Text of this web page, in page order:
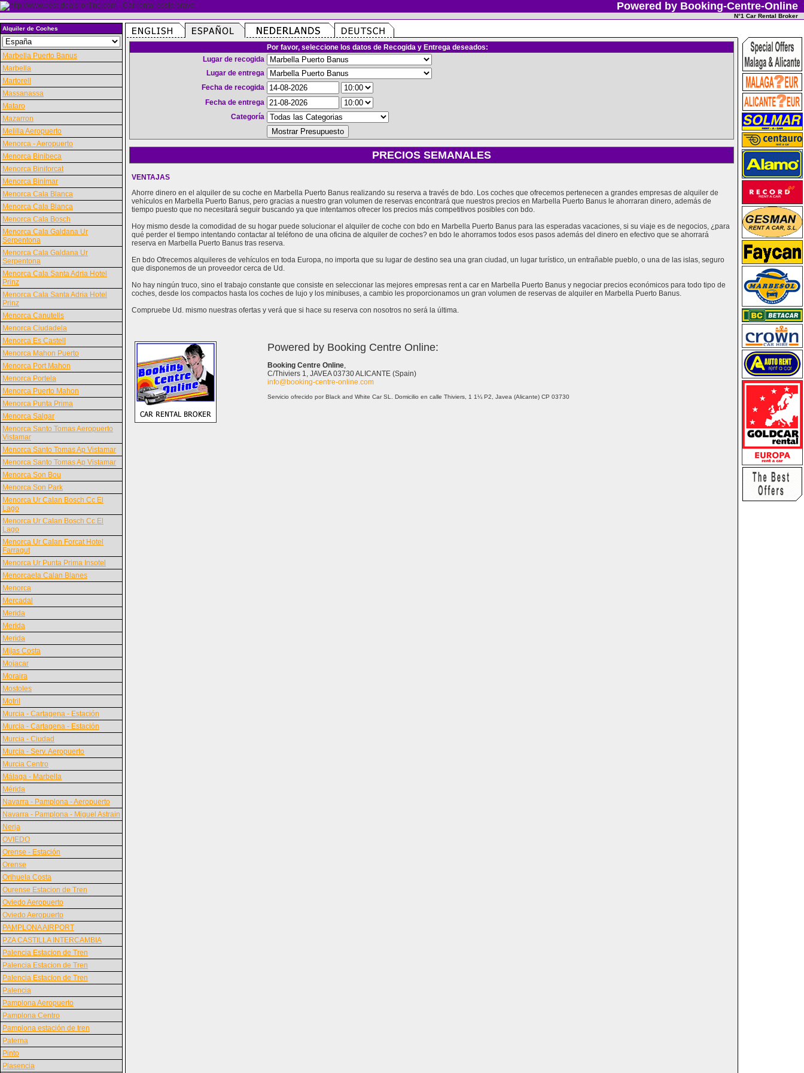
Powered by Booking-Centre-Online
N°1 Car Rental Broker
Alquiler de Coches
Marbella Puerto Banus
Marbella
Martorell
Massanassa
Mataro
Mazarron
Melilla Aeropuerto
Menorca - Aeropuerto
Menorca Binibeca
Menorca Biniforcat
Menorca Binimar
Menorca Cala Blanca
Menorca Cala Blanca
Menorca Cala Bosch
Menorca Cala Galdana Ur
Serpentona
Menorca Cala Galdana Ur
Serpentona
Menorca Cala Santa Adria Hotel
Prinz
Menorca Cala Santa Adria Hotel
Prinz
Menorca Canutells
Menorca Ciudadela
Menorca Es Castell
Menorca Mahon Puerto
Menorca Port Mahon
Menorca Portela
Menorca Puerto Mahon
Menorca Punta Prima
Menorca Salgar
Menorca Santo Tomas Aeropuerto
Vistamar
Menorca Santo Tomas Ap Vistamar
Menorca Santo Tomas Ap Vistamar
Menorca Son Bou
Menorca Son Park
Menorca Ur Calan Bosch Cc El
Lago
Menorca Ur Calan Bosch Cc El
Lago
Menorca Ur Calan Forcat Hotel
Farragut
Menorca Ur Punta Prima Insotel
Menorcaela Calan Blanes
Menorca
Mercadal
Merida
Merida
Merida
Mijas Costa
Mojacar
Moraira
Mostoles
Motril
Murcia - Cartagena - Estación
Murcia - Cartagena - Estación
Murcia - Ciudad
Murcia - Serv. Aeropuerto
Murcia Centro
Málaga - Marbella
Mérida
Navarra - Pamplona - Aeropuerto
Navarra - Pamplona - Miguel Astrain
Nerja
OVIEDO
Orense - Estación
Orense
Orihuela Costa
Ourense Estacion de Tren
Oviedo Aeropuerto
Oviedo Aeropuerto
PAMPLONA AIRPORT
PZA CASTILLA INTERCAMBIA
Palencia Estacion de Tren
Palencia Estacion de Tren
Palencia Estacion de Tren
Palencia
Pamplona Aeropuerto
Pamplona Centro
Pamplona estación de tren
Paterna
Pinto
Plasencia
Por favor, seleccione los datos de Recogida y Entrega deseados:
Lugar de recogida
Lugar de entrega
Fecha de recogida
Fecha de entrega
Categoría
PRECIOS SEMANALES
VENTAJAS
Ahorre dinero en el alquiler de su coche en Marbella Puerto Banus realizando su reserva a través de bdo. Los coches que ofrecemos pertenecen a grandes empresas de alquiler de
vehículos en Marbella Puerto Banus, pero gracias a nuestro gran volumen de reservas encontrará que nuestros precios en Marbella Puerto Banus le ahorraran dinero, además de
tiempo puesto que no necesitará seguir buscando ya que intentamos ofrecer los precios más competitivos posibles con bdo.
Hoy mismo desde la comodidad de su hogar puede solucionar el alquiler de coche con bdo en Marbella Puerto Banus para las esperadas vacaciones, si su viaje es de negocios, ¿para
qué perder el tiempo intentando contactar al teléfono de una oficina de alquiler de coches? en bdo le ahorramos todos esos pasos además del dinero en efectivo que se ahorrará
reserva en Marbella Puerto Banus tras reserva.
En bdo Ofrecemos alquileres de vehículos en toda Europa, no importa que su lugar de destino sea una gran ciudad, un lugar turístico, un entrañable pueblo, o una de las islas, seguro
que disponemos de un proveedor cerca de Ud.
No hay ningún truco, sino el trabajo constante que consiste en seleccionar las mejores empresas rent a car en Marbella Puerto Banus y negociar precios económicos para todo tipo de
coches, desde los compactos hasta los coches de lujo y los minibuses, a cambio les proporcionamos un gran volumen de reservas de alquiler en Marbella Puerto Banus.
Compruebe Ud. mismo nuestras ofertas y verá que si hace su reserva con nosotros no será la última.
Powered by Booking Centre Online:
Booking Centre Online,
C/Thiviers 1, JAVEA 03730 ALICANTE (Spain)
info@booking-centre-online.com
Servicio ofrecido por Black and White Car SL. Domicilio en calle Thiviers, 1 1¼ P2, Javea (Alicante) CP 03730